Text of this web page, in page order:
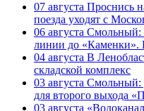
07 августа Проснись
поезда уходят с
06 августа Смольный:
линии до «Каменки».
04 августа В
складской комплекс
03 августа Смольный:
для второго выхода
03 августа